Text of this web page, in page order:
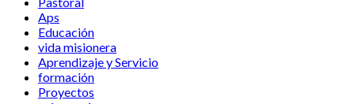
Aps
Educación
vida misionera
Aprendizaje y Servicio
formación
Proyectos